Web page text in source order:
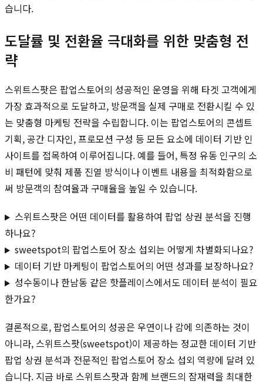
습니다.
도달률 및 전환율 극대화를 위한 맞춤형 전
략
스위트스팟은 팝업스토어의 성공적인 운영을 위해 타겟 고객에게
가장 효과적으로 도달하고, 방문객을 실제 구매로 전환시킬 수 있
는 맞춤형 마케팅 전략을 수립합니다. 이는 팝업스토어의 콘셉트
기획, 공간 디자인, 프로모션 구성 등 모든 요소에 데이터 기반 인
사이트를 접목하여 이루어집니다. 예를 들어, 특정 유동 인구의 소
비 패턴에 맞춰 제품 진열 방식이나 이벤트 내용을 최적화함으로
써 방문객의 참여율과 구매율을 높일 수 있습니다.
스위트스팟은 어떤 데이터를 활용하여 팝업 상권 분석을 진행
하나요?
sweetspot의 팝업스토어 장소 섭외는 어떻게 차별화되나요?
데이터 기반 마케팅이 팝업스토어의 어떤 성과를 보장하나요?
성수동이나 한남동 같은 핫플레이스에서도 데이터 분석이 필요
한가요?
결론적으로, 팝업스토어의 성공은 우연이나 감에 의존하는 것이
아니라, 스위트스팟(sweetspot)이 제공하는 정교한 데이터 기반
팝업 상권 분석과 전문적인 팝업스토어 장소 섭외 역량에 달려 있
습니다. 지금 바로 스위트스팟과 함께 브랜드의 잠재력을 최대한